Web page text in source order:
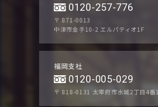
0120-257-776
〒 871-0013
中津市金手10-2 エルパティオ1F
福岡支社
0120-005-029
〒 818-0131 太宰府市水城2丁目4番